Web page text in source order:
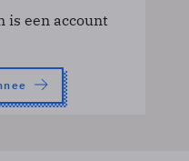
is een account